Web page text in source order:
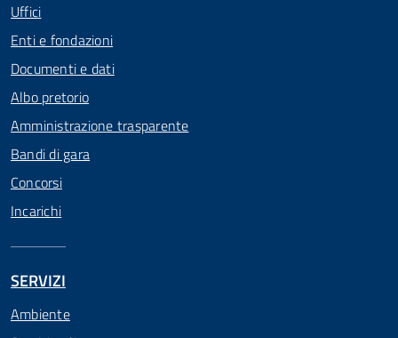
Uffici
Enti e fondazioni
Documenti e dati
Albo pretorio
Amministrazione trasparente
Bandi di gara
Concorsi
Incarichi
SERVIZI
Ambiente